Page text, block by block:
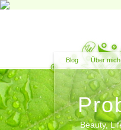
Blog Über mich
Beauty,